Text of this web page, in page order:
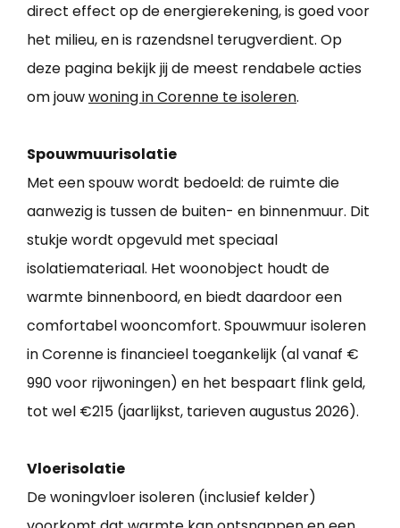
direct effect op de energierekening, is goed voor
het milieu, en is razendsnel terugverdient. Op
deze pagina bekijk jij de meest rendabele acties
om jouwwoning in Corenne te isoleren.
Spouwmuurisolatie
Met een spouw wordt bedoeld: de ruimte die
aanwezig is tussen de buiten- en binnenmuur. Dit
stukje wordt opgevuld met speciaal
isolatiemateriaal. Het woonobject houdt de
warmte binnenboord, en biedt daardoor een
comfortabel wooncomfort. Spouwmuur isoleren
in Corenne is financieel toegankelijk (al vanaf €
990 voor rijwoningen) en het bespaart flink geld,
tot wel €215 (jaarlijkst, tarieven augustus 2026).
Vloerisolatie
De woningvloer isoleren (inclusief kelder)